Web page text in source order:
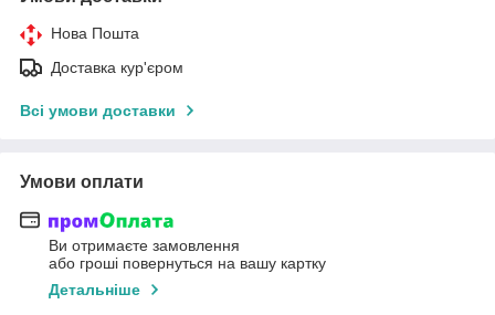
Нова Пошта
Доставка кур'єром
Всі умови доставки
Умови оплати
Ви отримаєте замовлення
або гроші повернуться на вашу картку
Детальніше